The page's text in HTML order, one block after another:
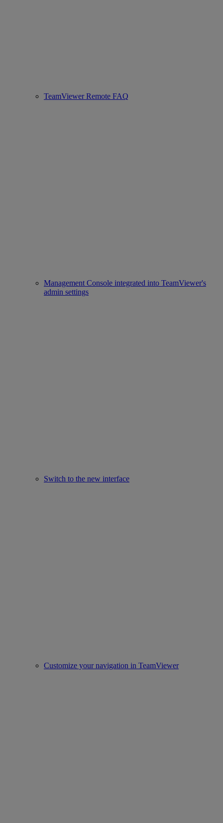
TeamViewer Remote FAQ
Management Console integrated into TeamViewer's
admin settings
Switch to the new interface
Customize your navigation in TeamViewer